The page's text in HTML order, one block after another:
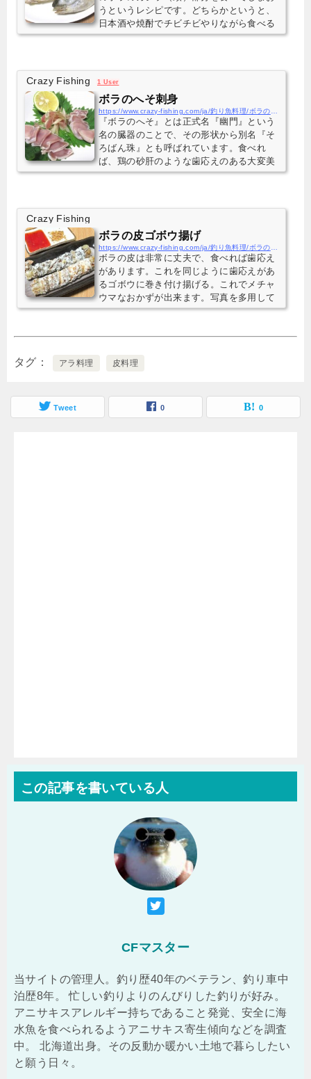
うというレシピです。どちらかというと、
日本酒や焼酎でチビチビやりながら食べる
といい料理です。当然、食べられる部位は
Crazy Fishing 1 User
ボラのへそ刺身
『ボラのへそ』とは正式名『幽門』という
名の臓器のことで、その形状から別名『そ
ろばん珠』とも呼ばれています。食べれ
ば、鶏の砂肝のような歯応えのある大変美
味しい部位で、知る人ぞ知る珍味でもあり
Crazy Fishing
ボラの皮ゴボウ揚げ
ボラの皮は非常に丈夫で、食べれば歯応え
があります。これを同じように歯応えがあ
るゴボウに巻き付け揚げる。これでメチャ
ウマなおかずが出来ます。写真を多用して
詳しいレシピを紹介していますので、是非
タグ アラ料理 皮料理
Tweet 0 0
この記事を書いている人
CFマスター
当サイトの管理人。釣り歴40年のベテラン、釣り車中
泊歴8年。 忙しい釣りよりのんびりした釣りが好み。
アニサキスアレルギー持ちであること発覚、安全に海
水魚を食べられるようアニサキス寄生傾向などを調査
中。 北海道出身。その反動か暖かい土地で暮らしたい
と願う日々。